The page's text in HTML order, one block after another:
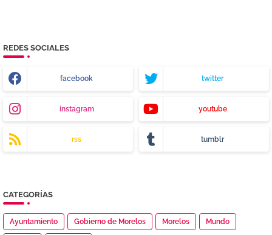
REDES SOCIALES
facebook twitter
instagram youtube
rss tumblr
CATEGORÍAS
Ayuntamiento Gobierno de Morelos Morelos Mundo